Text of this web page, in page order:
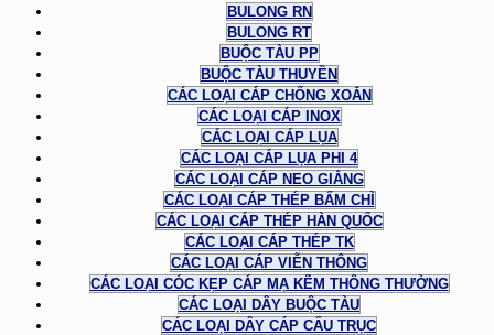
BULONG RN
BULONG RT
BUỘC TÀU PP
BUỘC TÀU THUYỀN
CÁC LOẠI CÁP CHỐNG XOẮN
CÁC LOẠI CÁP INOX
CÁC LOẠI CÁP LỤA
CÁC LOẠI CÁP LỤA PHI 4
CÁC LOẠI CÁP NEO GIẰNG
CÁC LOẠI CÁP THÉP BẤM CHÌ
CÁC LOẠI CÁP THÉP HÀN QUỐC
CÁC LOẠI CÁP THÉP TK
CÁC LOẠI CÁP VIỄN THÔNG
CÁC LOẠI CÓC KẸP CÁP MẠ KẼM THÔNG THƯỜNG
CÁC LOẠI DÂY BUỘC TÀU
CÁC LOẠI DÂY CÁP CẨU TRỤC